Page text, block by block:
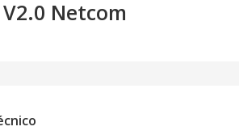
Netcom